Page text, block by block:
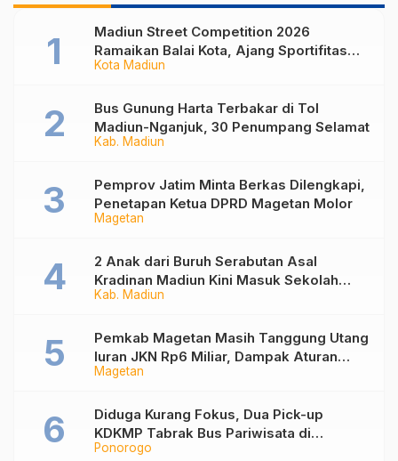
Kota Madiun
Madiun Street Competition 2026
Ramaikan Balai Kota, Ajang Sportifitas
Anak Muda dari Basket 3×3 hingga Mural
Kab. Madiun
Bus Gunung Harta Terbakar di Tol
Madiun-Nganjuk, 30 Penumpang Selamat
Magetan
Pemprov Jatim Minta Berkas Dilengkapi,
Penetapan Ketua DPRD Magetan Molor
Kab. Madiun
2 Anak dari Buruh Serabutan Asal
Kradinan Madiun Kini Masuk Sekolah
Rakyat
Magetan
Pemkab Magetan Masih Tanggung Utang
Iuran JKN Rp6 Miliar, Dampak Aturan
Berlaku Surut dan Tekanan Fiskal
Ponorogo
Diduga Kurang Fokus, Dua Pick-up
KDKMP Tabrak Bus Pariwisata di
Sukorejo Ponorogo